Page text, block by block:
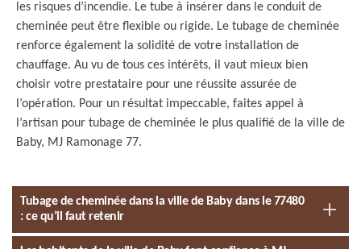
les risques d’incendie. Le tube à insérer dans le conduit de
cheminée peut être flexible ou rigide. Le tubage de cheminée
renforce également la solidité de votre installation de
chauffage. Au vu de tous ces intérêts, il vaut mieux bien
choisir votre prestataire pour une réussite assurée de
l’opération. Pour un résultat impeccable, faites appel à
l’artisan pour tubage de cheminée le plus qualifié de la ville de
Baby, MJ Ramonage 77.
Tubage de cheminée dans la ville de Baby dans le 77480
: ce qu’il faut retenir